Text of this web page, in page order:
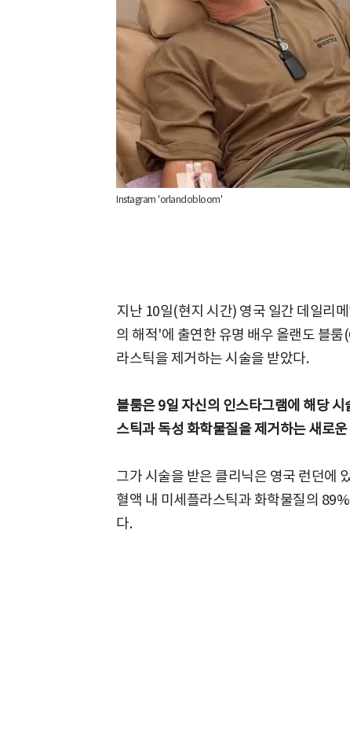
Instagram 'orlandobloom'
지난 10일(현지 시간) 영국 일간 데일리
의 해적'에 출연한 유명 배우 올랜도 블
라스틱을 제거하는 시술을 받았다.
블룸은 9일 자신의 인스타그램에 해당
스틱과 독성 화학물질을 제거하는 새로
그가 시술을 받은 클리닉은 영국 런던에
혈액 내 미세플라스틱과 화학물질의
다.